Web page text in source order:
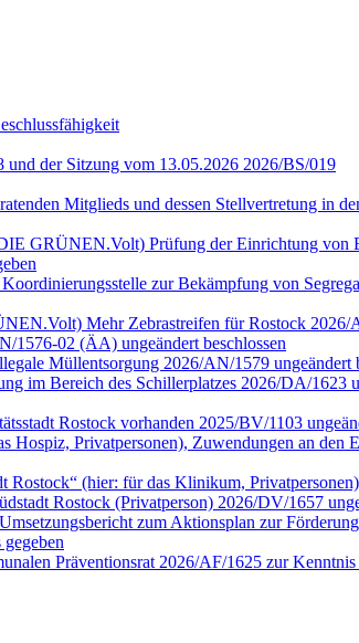
der Sitzung vom 13.05.2026 2026/BS/019
Mitglieds und dessen Stellvertretung in
GRÜNEN.Volt) Prüfung der Einrichtung von
zur Bekämpfung von
Mehr Zebrastreifen für Rostock
1576-02 (ÄA) ungeändert beschlossen
Müllentsorgung 2026/AN/1579
im Bereich des Schillerplatzes 2026/DA/
Rostock vorhanden 2025/BV/1103
Privatpersonen), Zuwendungen an den
(hier: für das Klinikum,
Rostock (Privatperson) 2026/DV/1657
zum Aktionsplan zur
Präventionsrat 2026/AF/1625 zur